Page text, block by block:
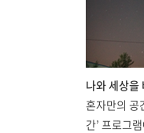
나와 세상
혼자만의 공
간’ 프로그